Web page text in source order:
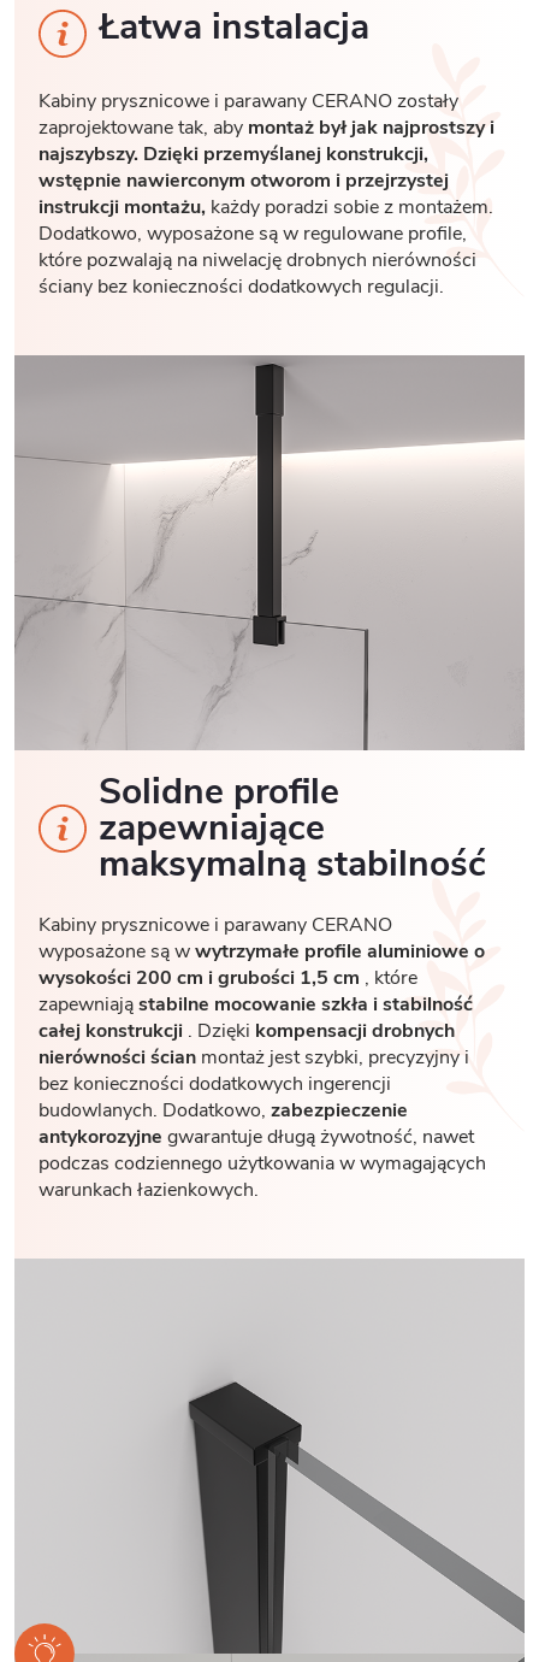
Łatwa instalacja
Kabiny prysznicowe i parawany CERANO zostały
zaprojektowane tak, aby montaż był jak najprostszy i
najszybszy. Dzięki przemyślanej konstrukcji,
wstępnie nawierconym otworom i przejrzystej
instrukcji montażu, każdy poradzi sobie z montażem.
Dodatkowo, wyposażone są w regulowane profile,
które pozwalają na niwelację drobnych nierówności
ściany bez konieczności dodatkowych regulacji.
Solidne profile
zapewniające
maksymalną stabilność
Kabiny prysznicowe i parawany CERANO
wyposażone są wwytrzymałe profile aluminiowe o
wysokości 200 cm i grubości 1,5 cm , które
zapewniająstabilne mocowanie szkła i stabilność
całej konstrukcji . Dzięki kompensacji drobnych
nierówności ścian montaż jest szybki, precyzyjny i
bez konieczności dodatkowych ingerencji
budowlanych. Dodatkowo, zabezpieczenie
antykorozyjne gwarantuje długą żywotność, nawet
podczas codziennego użytkowania w wymagających
warunkach łazienkowych.